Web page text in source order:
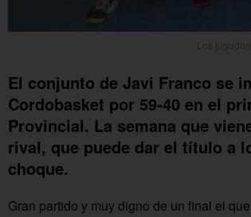
Los
El conjunto de Javi Franco se
Cordobasket por 59-40 en el
Provincial. La semana que
rival, que puede dar el título a
choque.
Gran partido y muy digno de un final el